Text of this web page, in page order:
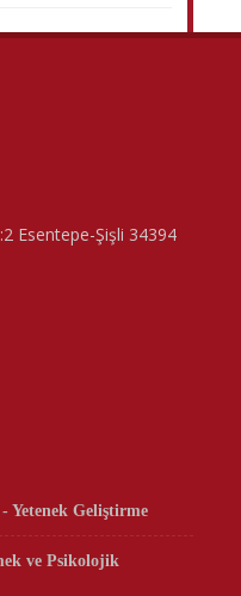
Esentepe-Şişli 34394
Yetenek Geliştirme
ve Psikolojik